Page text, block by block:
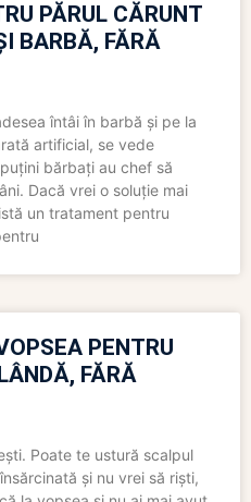
PĂRUL CĂRUNT
BARBĂ, FĂRĂ
întâi în barbă și pe la
artificial, se vede
bărbați au chef să
Dacă vrei o soluție mai
un tratament pentru
PENTRU
FĂRĂ
Poate te ustură scalpul
și nu vrei să riști,